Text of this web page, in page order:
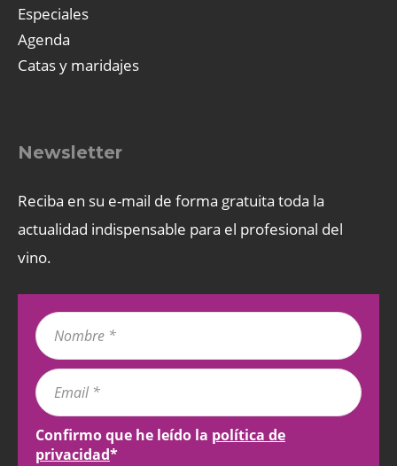
Especiales
Agenda
Catas y maridajes
Newsletter
Reciba en su e-mail de forma gratuita toda la
actualidad indispensable para el profesional del
vino.
Confirmo que he leído la política de
privacidad*